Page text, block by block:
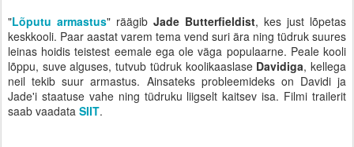
"Lõputu armastus" räägib Jade Butterfieldist, kes just lõpetas
keskkooli. Paar aastat varem tema vend suri ära ning tüdruk suures
leinas hoidis teistest eemale ega ole väga populaarne. Peale kooli
lõppu, suve alguses, tutvub tüdruk koolikaaslase Davidiga, kellega
neil tekib suur armastus. Ainsateks probleemideks on Davidi ja
Jade'i staatuse vahe ning tüdruku liigselt kaitsev isa. Filmi trailerit
saab vaadata SIIT.